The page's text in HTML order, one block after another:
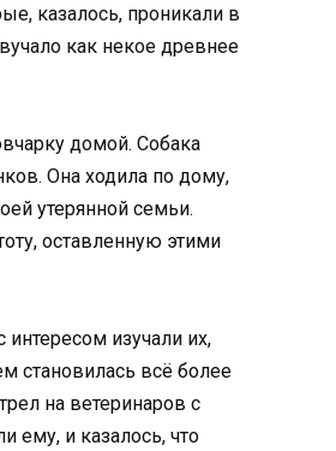
казалось, проникали в
как некое древнее
домой. Собака
Она ходила по дому,
утерянной семьи.
оставленную этими
изучали их,
становилась всё более
на ветеринаров с
ему, и казалось, что